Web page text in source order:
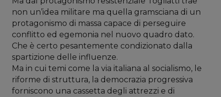
non un’idea militare ma quella gramsciana di un
protagonismo di massa capace di perseguire
conflitto ed egemonia nel nuovo quadro dato.
Che è certo pesantemente condizionato dalla
spartizione delle influenze.
Ma in cui temi come la via italiana al socialismo, le
riforme di struttura, la democrazia progressiva
forniscono una cassetta degli attrezzi e di